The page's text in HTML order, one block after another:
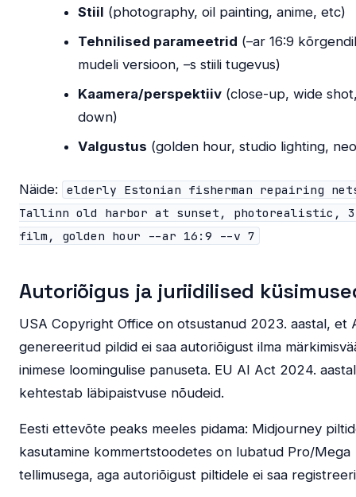
Stiil (photography, oil painting, anime, etc)
Tehnilised parameetrid (–ar 16:9
mudeli versioon, –s stiili tugevus)
Kaamera/perspektiiv (close-up, wide
down)
Valgustus (golden hour, studio lighting,
Näide:
elderly Estonian fisherman repairing
Tallinn old harbor at sunset, photorealistic,
film, golden hour --ar 16:9 --v 7
Autoriõigus ja juriidilised
USA Copyright Office on otsustanud 2023. aastal, et
genereeritud pildid ei saa autoriõigust ilma
inimese loomingulise panuseta. EU AI Act 2024. aastal
kehtestab läbipaistvuse nõudeid.
Eesti ettevõte peaks meeles pidama: Midjourney
kasutamine kommertstoodetes on lubatud Pro/Mega
tellimusega, aga autoriõigust piltidele ei saa